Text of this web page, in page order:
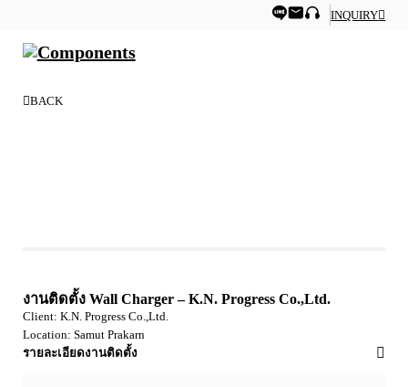
INQUIRY
งานติดตั้ง Wall Charger – K.N. Progress Co.,Ltd.
Client: K.N. Progress Co.,Ltd.
Location: Samut Prakarn
รายละเอียดงานติดตั้ง
BACK